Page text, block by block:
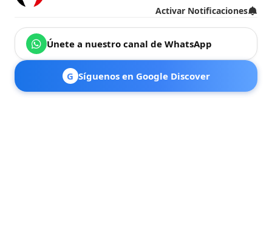
Activar Notificaciones
Únete a nuestro canal de WhatsApp
G Síguenos en Google Discover